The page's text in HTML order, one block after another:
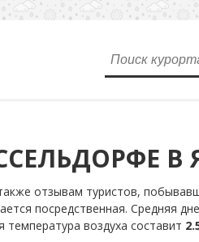
В
отзывам туристов,
посредственная. Средняя
температура воздуха составит